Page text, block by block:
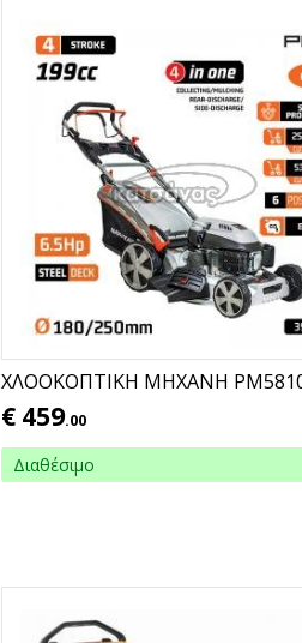
ΧΛΟΟΚΟΠΤΙΚΗ ΜΗΧΑΝΗ
€ 459.00
Διαθέσιμο